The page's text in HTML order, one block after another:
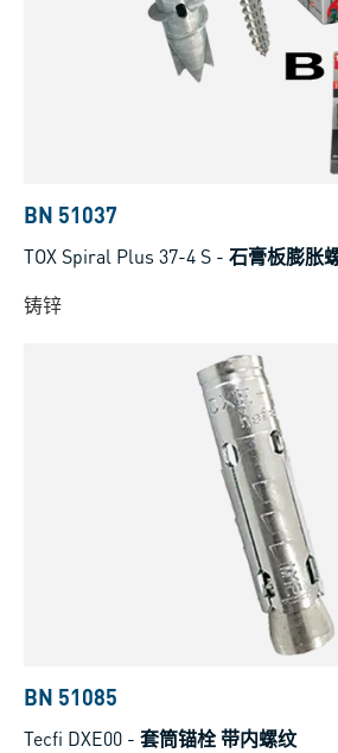
BN 51037
TOX Spiral Plus 37-4 S - 石膏板膨胀
铸锌
BN 51085
Tecfi DXE00 - 套筒锚栓 带内螺纹